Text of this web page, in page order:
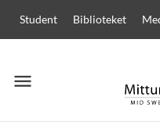
Student Biblioteket
menu
Meny